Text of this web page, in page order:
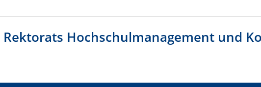
Rektorats Hochschulmanagement und